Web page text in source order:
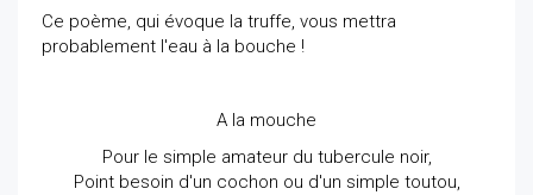
Ce poème, qui évoque la truffe, vous mettra
probablement l'eau à la bouche !
A la mouche
Pour le simple amateur du tubercule noir,
Point besoin d'un cochon ou d'un simple toutou,